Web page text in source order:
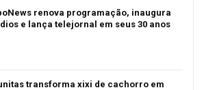
renova programação, inaugura
e lança telejornal em seus 30 anos
transforma xixi de cachorro em